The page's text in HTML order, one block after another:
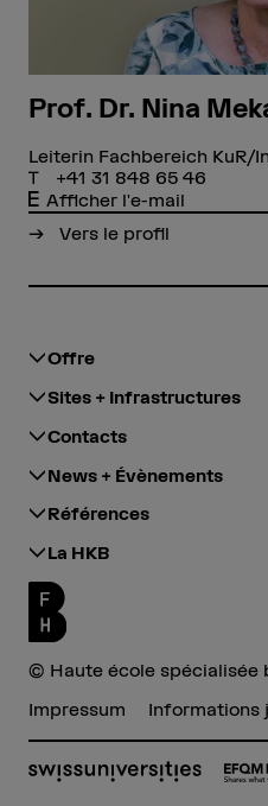
Prof. Dr. Nina
Leiterin Fachbereich KuR/
+41 31 848 65 46
Afficher l'e-mail
Vers le profil
Offre
Sites + Infrastructures
Contacts
News + Évènements
Références
La HKB
© Haute école spécialisée
Impressum
Informations